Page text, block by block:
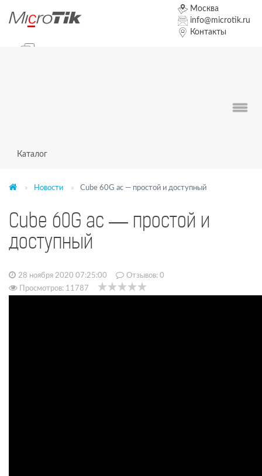
Москва
info@microtik.ru
Контакты
Каталог
Новости Cube 60G ac — простой и доступный
Cube 60G ac — простой и
доступный
28 ноября 2020 07:25:00 Отзывов: 0
Просмотров: 11787